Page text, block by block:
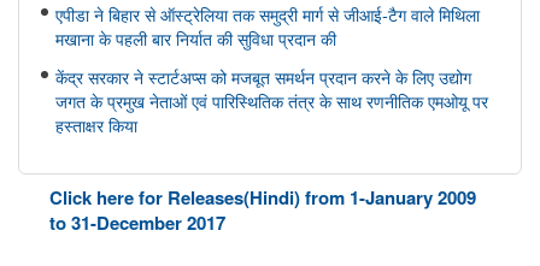
एपीडा ने बिहार से ऑस्ट्रेलिया तक समुद्री मार्ग से जीआई-टैग वाले मिथिला
मखाना के पहली बार निर्यात की सुविधा प्रदान की
केंद्र सरकार ने स्टार्टअप्स को मजबूत समर्थन प्रदान करने के लिए उद्योग
जगत के प्रमुख नेताओं एवं पारिस्थितिक तंत्र के साथ रणनीतिक एमओयू पर
हस्ताक्षर किया
सहकारिता मंत्रालय
केन्द्रीय गृह एवं सहकारिता मंत्री श्री अमित शाह ने मुंबई में NUCFDC के
Click here for Releases(Hindi) from 1-January 2009
to 31-December 2017